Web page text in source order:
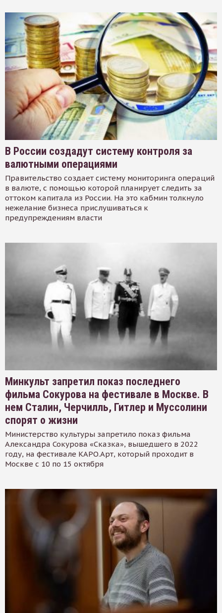
В России создадут систему контроля за
валютными операциями
Правительство создает систему мониторинга операций
в валюте, с помощью которой планирует следить за
оттоком капитала из России. На это кабмин толкнуло
нежелание бизнеса прислушиваться к
предупреждениям власти
Минкульт запретил показ последнего
фильма Сокурова на фестивале в Москве. В
нем Сталин, Черчилль, Гитлер и Муссолини
спорят о жизни
Министерство культуры запретило показ фильма
Александра Сокурова «Сказка», вышедшего в 2022
году, на фестивале КАРО.Арт, который проходит в
Москве с 10 по 15 октября